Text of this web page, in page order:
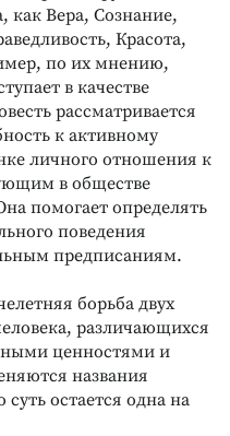
как Вера, Сознание,
Красота,
по их мнению,
в качестве
рассматривается
к активному
личного отношения к
в обществе
помогает определять
поведения
предписаниям.
борьба двух
различающихся
ценностями и
названия
остается одна на